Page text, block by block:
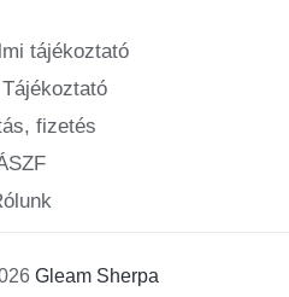
tájékoztató
fizetés
Gleam Sherpa